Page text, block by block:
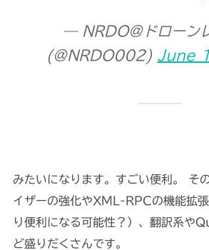
— NRDO@ドローン
(@NRDO002)
June
みたいになります。すごい便利。 そ
イザーの強化やXML-RPCの機能拡
り便利になる可能性？）、翻訳系や
ど盛りだくさんです。